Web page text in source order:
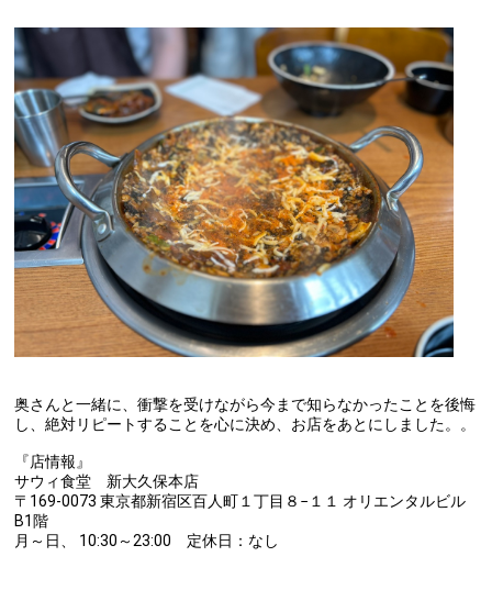
奥さんと一緒に、衝撃を受けながら今まで知らなかったことを後悔
し、絶対リピートすることを心に決め、お店をあとにしました。。
『店情報』
サウィ食堂 新大久保本店
〒169-0073 東京都新宿区百人町１丁目８−１１ オリエンタルビル
B1階
月～日、 10:30～23:00 定休日：なし